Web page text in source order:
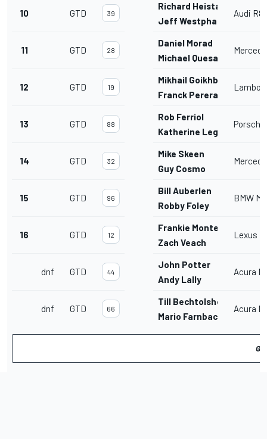
10 GTD 39
Richard Heistand
Jeff Westphal
Audi R8
11 GTD 28
Daniel Morad
Michael Quesada
12 GTD 19
Mikhail Goikhberg
Franck Perera
13 GTD 88
Rob Ferriol
Katherine Legge
Porsche
14 GTD 32
Mike Skeen
Guy Cosmo
15 GTD 96
Bill Auberlen
Robby Foley
BMW
16 GTD 12
Frankie Montecalvo
Zach Veach
Lexus
dnf GTD 44
John Potter
Andy Lally
Acura
dnf GTD 66
Till Bechtolsheimer
Mario Farnbacher
Acura